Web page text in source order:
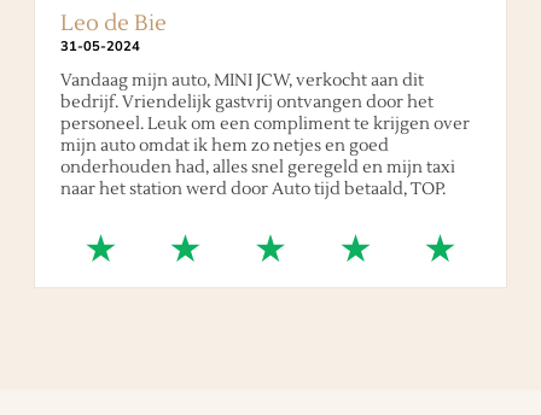
Leo de Bie
31-05-2024
Vandaag mijn auto, MINI JCW, verkocht aan dit
bedrijf. Vriendelijk gastvrij ontvangen door het
personeel. Leuk om een compliment te krijgen over
mijn auto omdat ik hem zo netjes en goed
onderhouden had, alles snel geregeld en mijn taxi
naar het station werd door Auto tijd betaald, TOP.